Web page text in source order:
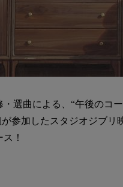
選曲による、“午後のコ
参加したスタジオジブリ
！